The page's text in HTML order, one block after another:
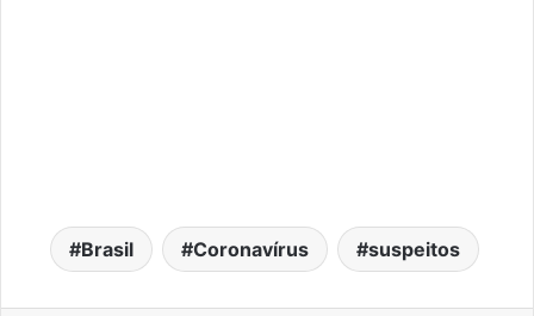
Brasil Coronavírus suspeitos